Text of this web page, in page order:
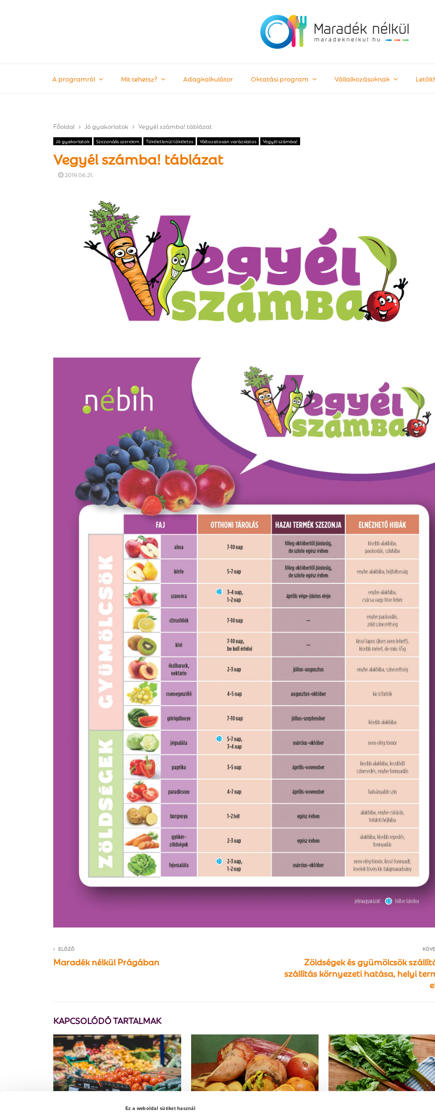
Ez a weboldal sütiket használ
A programról Mit tehetsz? Adagkalkulátor Oktatási program Vállalkozásoknak
Főoldal Jó gyakorlatok Vegyél számba! táblázat
Jó gyakorlatok Szezonális szerelem Tökéletlenül tökéletes Változatosan varázslatos Vegyél számba!
Vegyél számba! táblázat
2019.06.21.
ELŐZŐ
Maradék nélkül Prágában
Zöldségek és gyümölcsök
szállítás környezeti hatása, helyi
KAPCSOLÓDÓ TARTALMAK